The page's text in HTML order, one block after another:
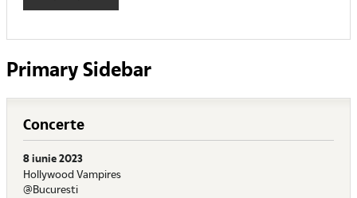
Primary Sidebar
Concerte
8 iunie 2023
Hollywood Vampires
@Bucuresti